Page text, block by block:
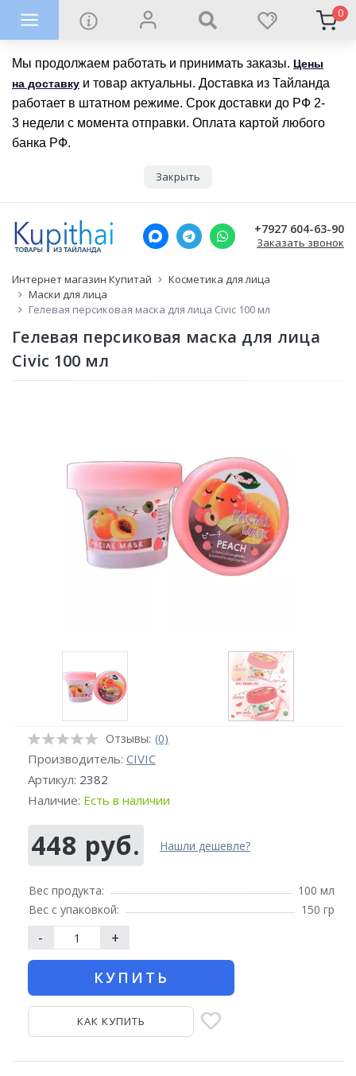
Мы продолжаем работать и принимать заказы. Цены
на доставку и товар актуальны. Доставка из Тайланда
работает в штатном режиме. Срок доставки до РФ 2-
3 недели с момента отправки. Оплата картой любого
банка РФ.
Закрыть
0
+7927 604-63-90
Заказать звонок
Интернет магазин Купитай
Косметика для лица
Маски для лица
Гелевая персиковая маска для лица Civic 100 мл
Гелевая персиковая маска для лица
Civic 100 мл
Отзывы: (0)
Производитель: CIVIC
Артикул: 2382
Наличие: Есть в наличии
448 руб. Нашли дешевле?
Вес продукта:
100 мл
Вес с упаковкой:
150 гр
- +
КУПИТЬ
КАК КУПИТЬ